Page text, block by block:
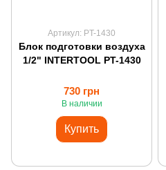
Артикул: PT-1430
Блок подготовки воздуха
1/2" INTERTOOL PT-1430
730 грн
В наличии
Купить